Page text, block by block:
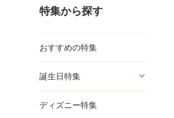
特集から探す
おすすめの特集
誕生日特集
ディズニー特集